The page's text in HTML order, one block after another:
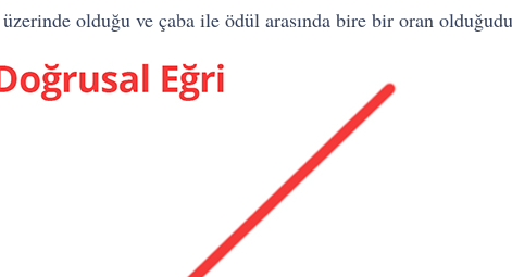
olduğu ve çaba ile ödül arasında bire bir oran